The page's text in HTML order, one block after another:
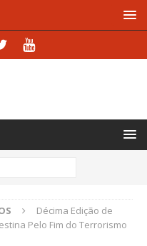
Décima Edição de
Pelo Fim do Terrorismo